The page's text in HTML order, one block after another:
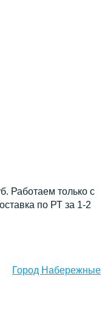
Работаем только с
по РТ за 1-2
Город Набережные